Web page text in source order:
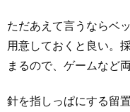
ただあえて言うならベ
用意しておくと良い。
まるので、ゲームなど
針を指しっぱにする留